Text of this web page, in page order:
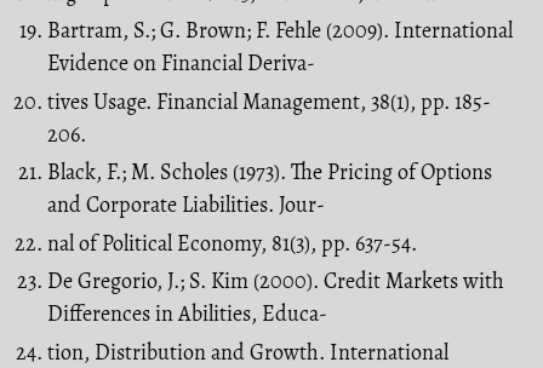
Bartram, S.; G. Brown; F. Fehle (2009). International
Evidence on Financial Deriva-
tives Usage. Financial Management, 38(1), pp. 185-
206.
Black, F.; M. Scholes (1973). The Pricing of Options
and Corporate Liabilities. Jour-
nal of Political Economy, 81(3), pp. 637-54.
De Gregorio, J.; S. Kim (2000). Credit Markets with
Differences in Abilities, Educa-
tion, Distribution and Growth. International